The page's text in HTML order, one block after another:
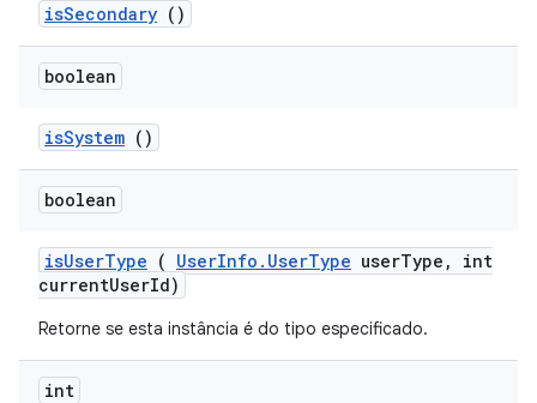
isSecondary ()
boolean
isSystem ()
boolean
isUserType ( UserInfo . UserType userType ,
int
currentUserId)
Retorne se esta instância é do tipo especificado.
int